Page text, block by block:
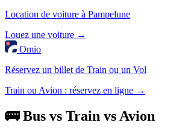
Location de voiture à Pampelune
Louez une voiture →
Omio
Réservez un billet de Train ou un Vol
Train ou Avion : réservez en ligne →
🚌 Bus vs Train vs Avion